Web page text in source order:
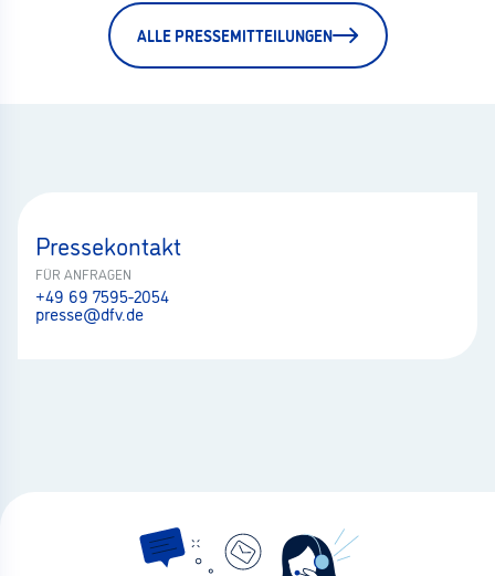
ALLE PRESSEMITTEILUNGEN
Pressekontakt
FÜR ANFRAGEN
+49 69 7595-2054
presse@dfv.de